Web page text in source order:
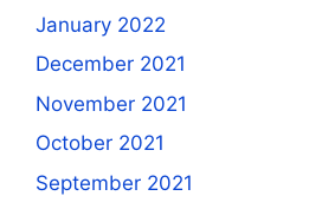
January 2022
December 2021
November 2021
October 2021
September 2021